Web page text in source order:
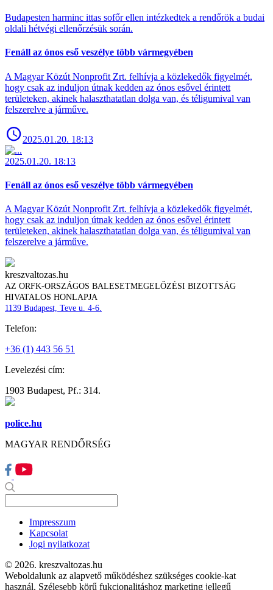
Budapesten harminc ittas sofőr ellen intézkedtek a rendőrök a budai
oldali hétvégi ellenőrzésük során.
Fenáll az ónos eső veszélye több vármegyében
A Magyar Közút Nonprofit Zrt. felhívja a közlekedők figyelmét,
hogy csak az induljon útnak kedden az ónos esővel érintett
területeken, akinek halaszthatatlan dolga van, és téligumival van
felszerelve a járműve.
2025.01.20. 18:13
2025.01.20. 18:13
Fenáll az ónos eső veszélye több vármegyében
A Magyar Közút Nonprofit Zrt. felhívja a közlekedők figyelmét,
hogy csak az induljon útnak kedden az ónos esővel érintett
területeken, akinek halaszthatatlan dolga van, és téligumival van
felszerelve a járműve.
kreszvaltozas.hu
AZ ORFK-ORSZÁGOS BALESETMEGELŐZÉSI BIZOTTSÁG
HIVATALOS HONLAPJA
1139 Budapest, Teve u. 4-6.
Telefon:
+36 (1) 443 56 51
Levelezési cím:
1903 Budapest, Pf.: 314.
police.hu
MAGYAR RENDŐRSÉG
Impresszum
Kapcsolat
Jogi nyilatkozat
© 2026. kreszvaltozas.hu
Weboldalunk az alapvető működéshez szükséges cookie-kat
használ. Szélesebb körű fukcionalitáshoz marketing jellegű